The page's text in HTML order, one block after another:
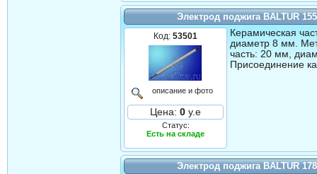
Электрод поджига BALTUR
Код:53501
описание и фото
Цена: 0 у.е
Статус:
Есть на складе
Керамическая
диаметр 8 мм.
часть: 20 мм,
Присоединение
Электрод поджига BALTUR